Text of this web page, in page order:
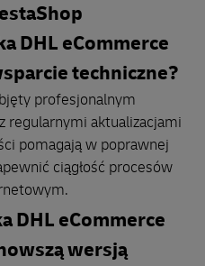
DHL eCommerce
techniczne?
profesjonalnym
regularnymi aktualizacjami
pomagają w poprawnej
ciągłość procesów
DHL eCommerce
wersją